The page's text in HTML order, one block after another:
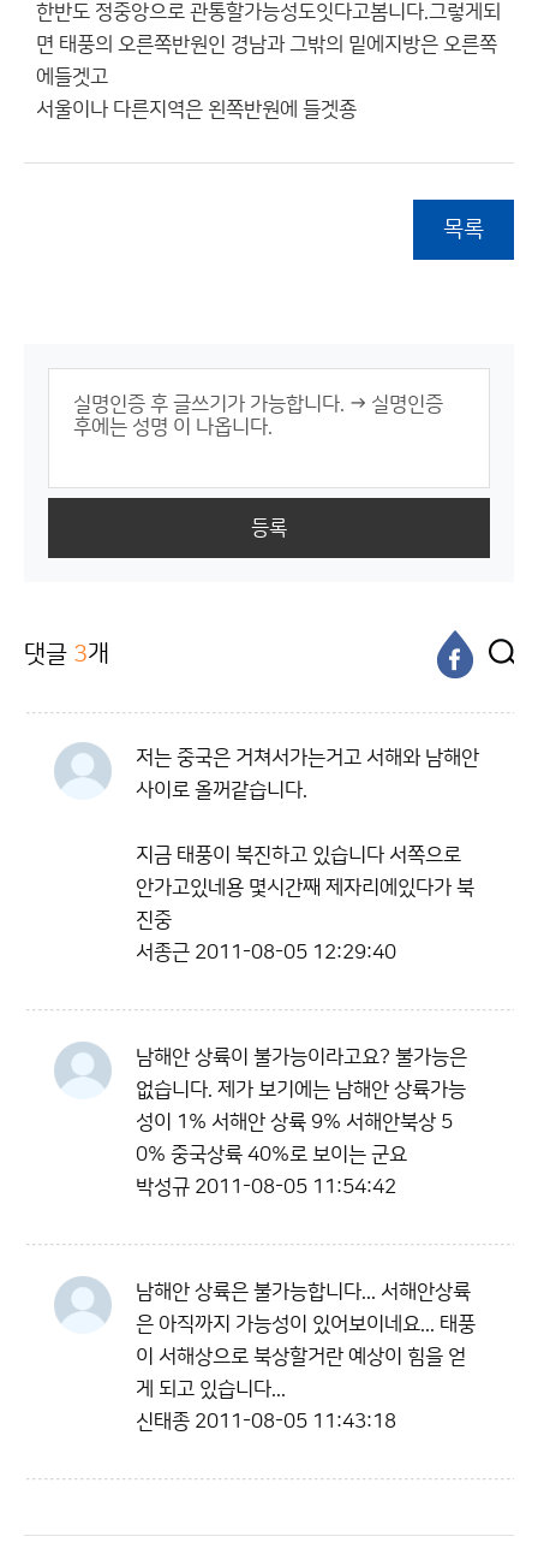
한반도 정중앙으로 관통할가능성도잇다고봄니다.그렇게되
면 태풍의 오른쪽반원인 경남과 그밖의 밑에지방은 오른쪽
에들겟고
서울이나 다른지역은 왼쪽반원에 들겟죵
목록
등록
댓글 3개
저는 중국은 거쳐서가는거고 서해와 남해안
사이로 올꺼같습니다.
지금 태풍이 북진하고 있습니다 서쪽으로
안가고있네용 몇시간째 제자리에있다가 북
진중
서종근 2011-08-05 12:29:40
남해안 상륙이 불가능이라고요? 불가능은
없습니다. 제가 보기에는 남해안 상륙가능
성이 1% 서해안 상륙 9% 서해안북상 5
0% 중국상륙 40%로 보이는 군요
박성규 2011-08-05 11:54:42
남해안 상륙은 불가능합니다... 서해안상륙
은 아직까지 가능성이 있어보이네요... 태풍
이 서해상으로 북상할거란 예상이 힘을 얻
게 되고 있습니다...
신태종 2011-08-05 11:43:18